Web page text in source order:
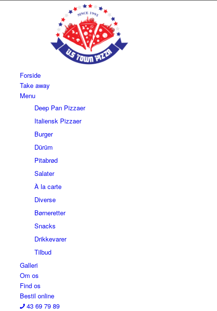
Forside
Take away
Menu
Deep Pan Pizzaer
Italiensk Pizzaer
Burger
Dürüm
Pitabrød
Salater
À la carte
Diverse
Børneretter
Snacks
Drikkevarer
Tilbud
Galleri
Om os
Find os
Bestil online
43 69 79 89